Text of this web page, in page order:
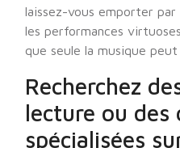
laissez-vous emporter par
les performances
que seule la musique
Recherchez
lecture ou des
spécialisées